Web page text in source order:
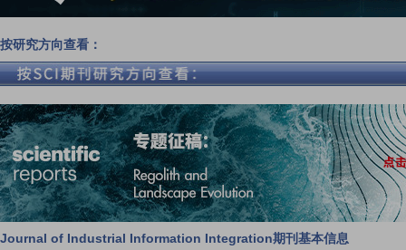
按研究方向查看：
Journal of Industrial Information Integration期刊基本信息